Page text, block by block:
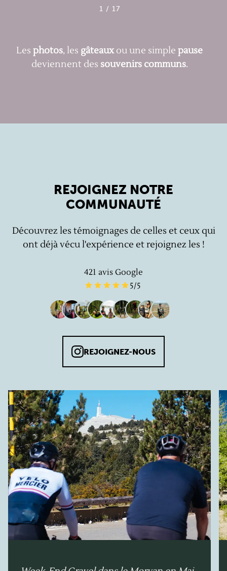
1 / 17
Les photos, les gâteauxou une simple pause
deviennent des souvenirs communs.
REJOIGNEZ NOTRE
COMMUNAUTÉ
Découvrez les témoignages de celles et ceux qui
ont déjà vécu l'expérience et rejoignez les !
421 avis Google
5/5
REJOIGNEZ-NOUS